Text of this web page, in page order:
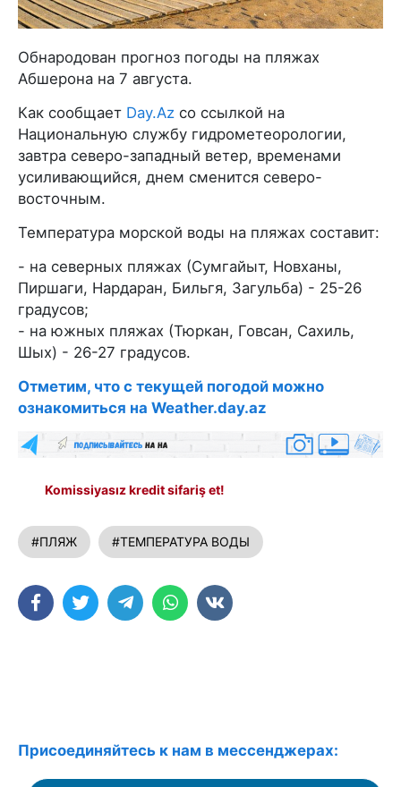
Обнародован прогноз погоды на пляжах
Абшерона на 7 августа.
Как сообщает Day.Az со ссылкой на
Национальную службу гидрометеорологии,
завтра северо-западный ветер, временами
усиливающийся, днем сменится северо-
восточным.
Температура морской воды на пляжах составит:
- на северных пляжах (Сумгайыт, Новханы,
Пиршаги, Нардаран, Бильгя, Загульба) - 25-26
градусов;
- на южных пляжах (Тюркан, Говсан, Сахиль,
Шых) - 26-27 градусов.
Отметим, что с текущей погодой можно
ознакомиться на Weather.day.az
Komissiyasız kredit sifariş et!
#ПЛЯЖ #ТЕМПЕРАТУРА ВОДЫ
Присоединяйтесь к нам в мессенджерах: